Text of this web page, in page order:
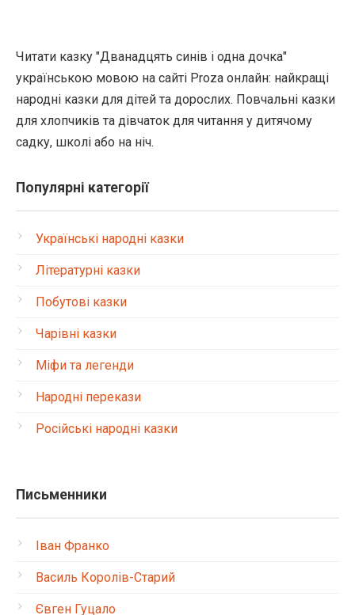
Читати казку "Дванадцять синів і одна дочка"
українською мовою на сайті Proza онлайн: найкращі
народні казки для дітей та дорослих. Повчальні казки
для хлопчиків та дівчаток для читання у дитячому
садку, школі або на ніч.
Популярні категорії
Українські народні казки
Літературні казки
Побутові казки
Чарівні казки
Міфи та легенди
Народні перекази
Російські народні казки
Письменники
Іван Франко
Василь Королів-Старий
Євген Гуцало